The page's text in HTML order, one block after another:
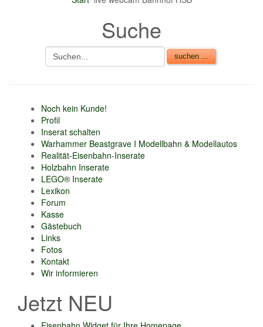
Suche
Noch kein Kunde!
Profil
Inserat schalten
Warhammer Beastgrave I Modellbahn & Modellautos
Realität-Eisenbahn-Inserate
Holzbahn Inserate
LEGO® Inserate
Lexikon
Forum
Kasse
Gästebuch
Links
Fotos
Kontakt
Wir informieren
Jetzt NEU